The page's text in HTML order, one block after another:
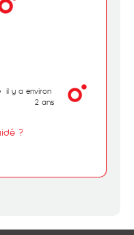
il y a environ
2 ans
?